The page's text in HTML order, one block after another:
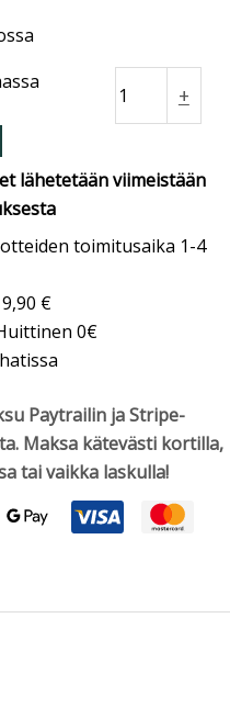
+
lähetetään viimeistään
toimitusaika 1-4
€
0€
Paytrailin ja Stripe-
Maksa kätevästi kortilla,
tai vaikka laskulla!